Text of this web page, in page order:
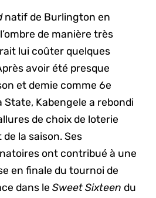
natif de Burlington en
de manière très
lui coûter quelques
avoir été presque
et demie comme 6e
State, Kabengele a rebondi
de choix de loterie
la saison. Ses
ont contribué à une
en finale du tournoi de
dans leSweet Sixteendu